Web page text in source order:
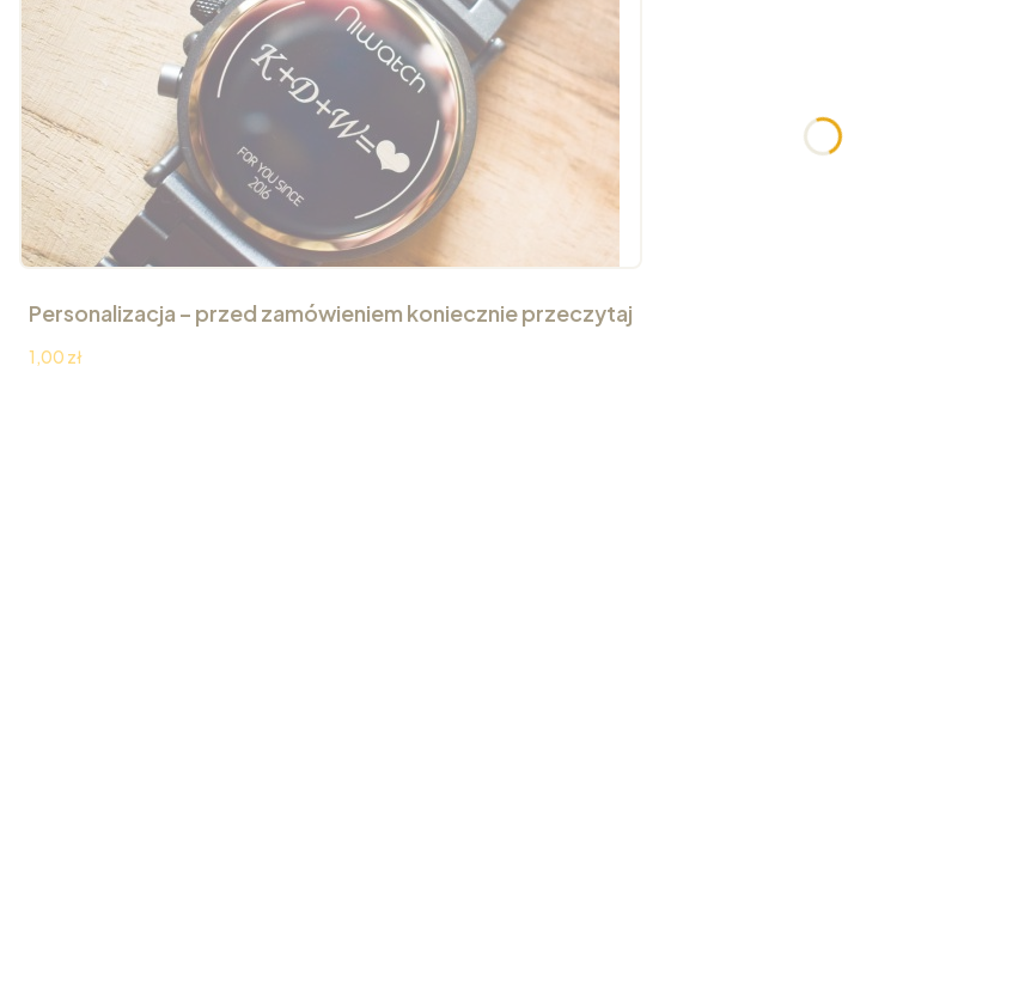
Personalizacja – przed zamówieniem koniecznie przeczytaj
Cena
1,00 zł